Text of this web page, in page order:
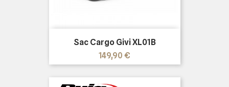
Sac Cargo Givi XL01B
Prix
149,90 €